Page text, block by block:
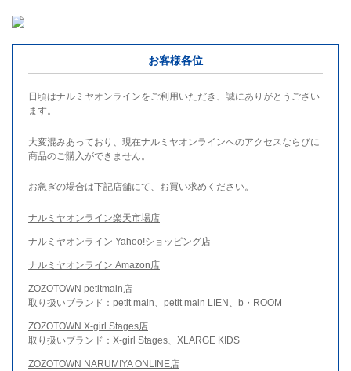
お客様各位
日頃はナルミヤオンラインをご利用いただき、誠にありがとうござい
ます。
大変混みあっており、現在ナルミヤオンラインへのアクセスならびに
商品のご購入ができません。
お急ぎの場合は下記店舗にて、お買い求めください。
ナルミヤオンライン楽天市場店
ナルミヤオンライン Yahoo!ショッピング店
ナルミヤオンライン Amazon店
ZOZOTOWN petitmain店
取り扱いブランド：petit main、petit main LIEN、b・ROOM
ZOZOTOWN X-girl Stages店
取り扱いブランド：X-girl Stages、XLARGE KIDS
ZOZOTOWN NARUMIYA ONLINE店